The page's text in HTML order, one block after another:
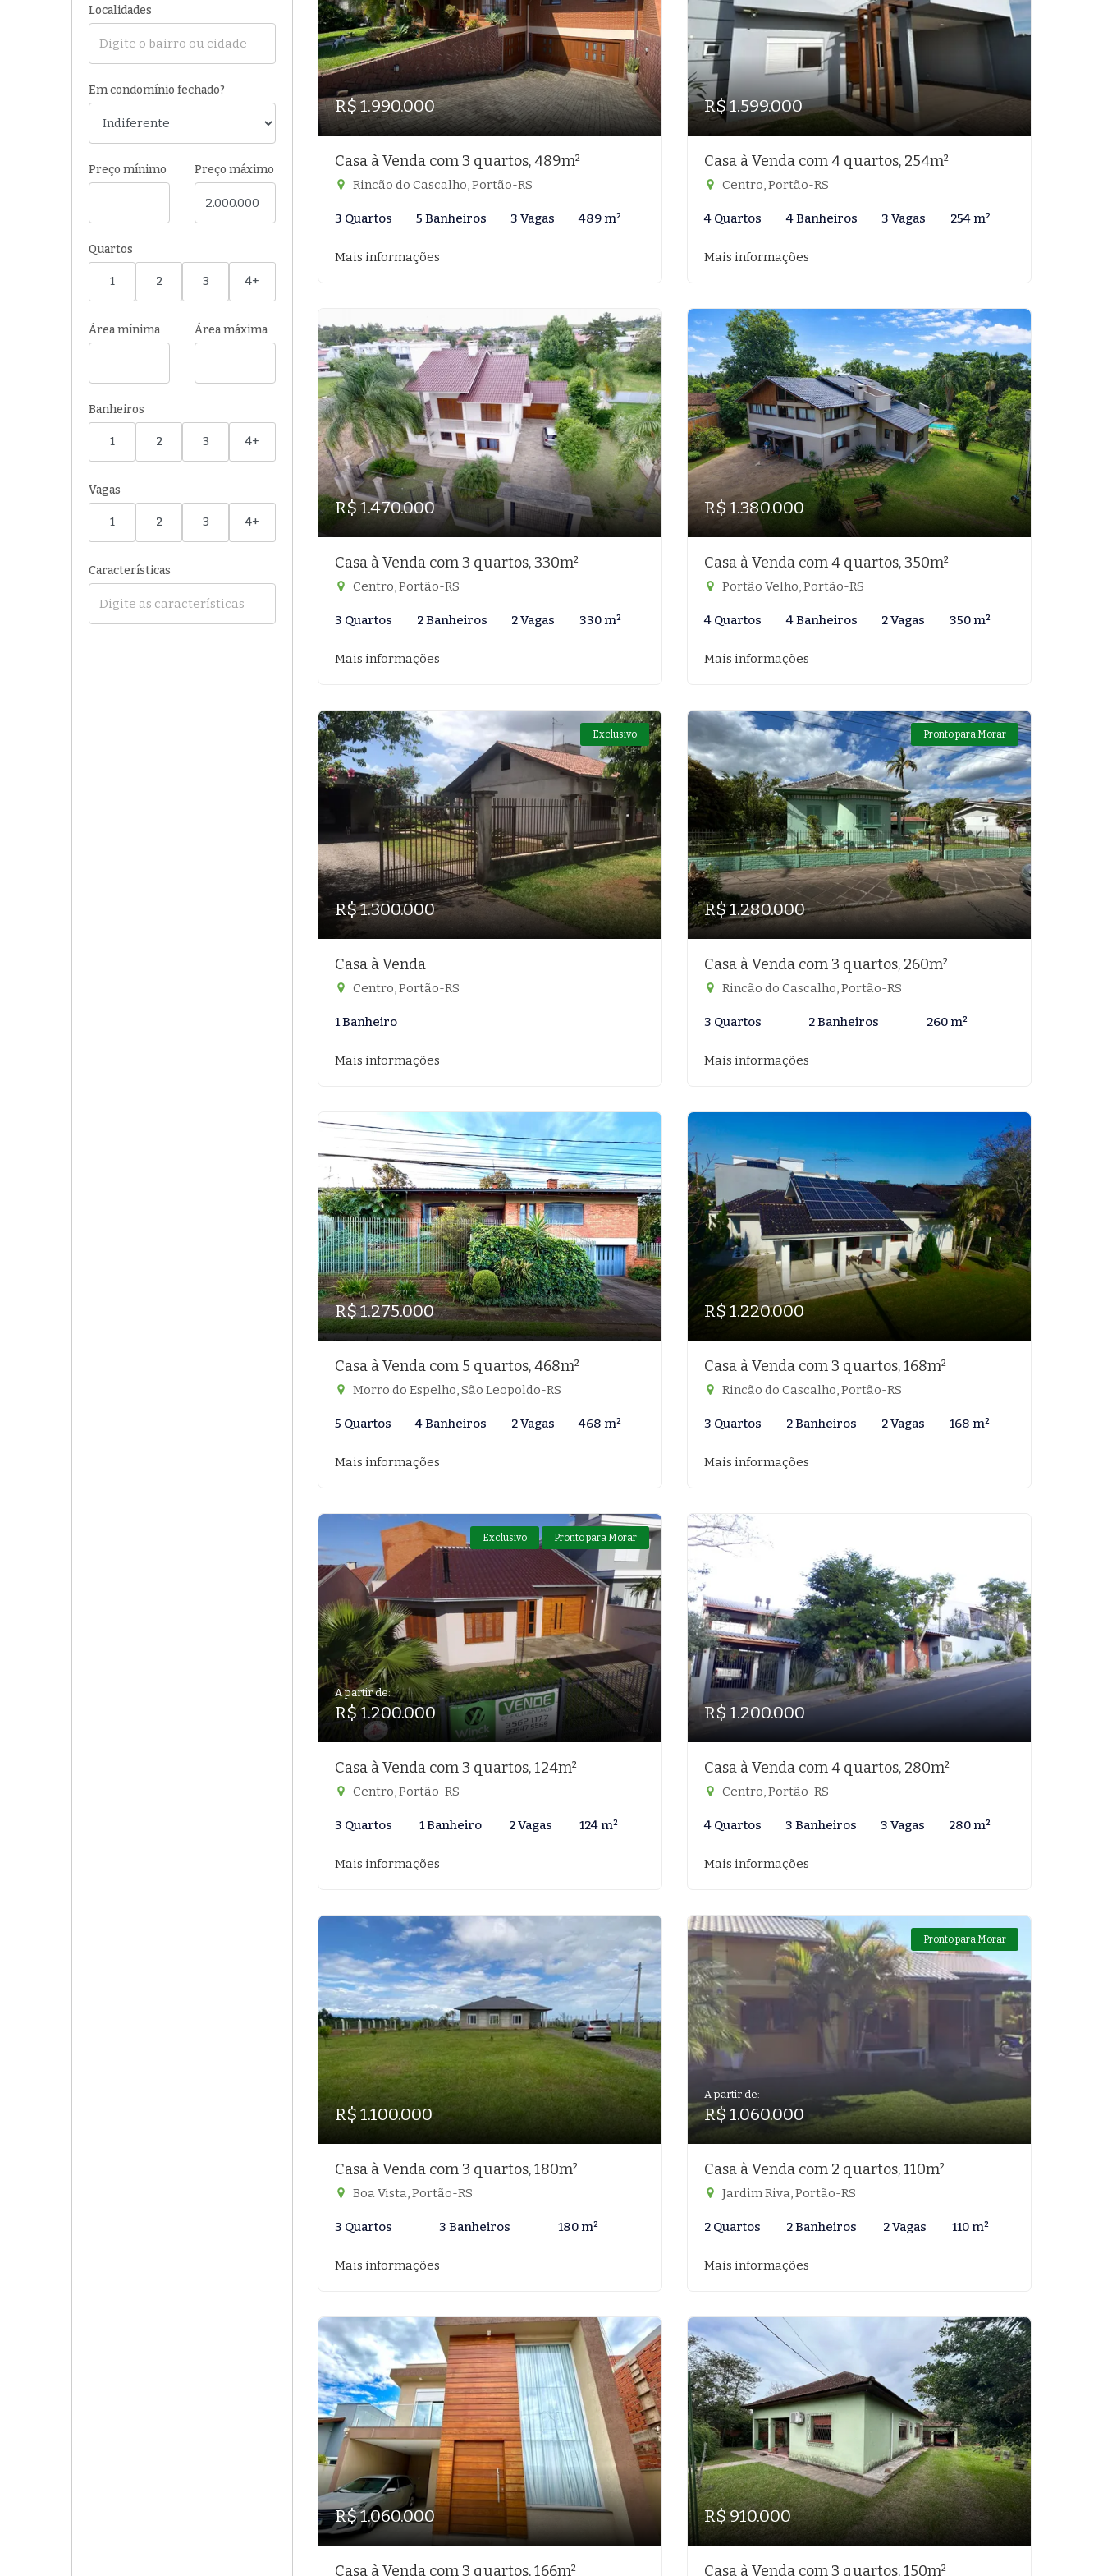
Localidades
Em condomínio fechado?
Preço mínimo Preço máximo
Quartos
1 2 3 4+
Área mínima Área máxima
Banheiros
1 2 3 4+
Vagas
1 2 3 4+
Características
R$ 1.990.000
Casa à Venda com 3 quartos, 489m²
Rincão do Cascalho, Portão-RS
3 Quartos 5 Banheiros 3 Vagas 489 m²
Mais informações
R$ 1.599.000
Casa à Venda com 4 quartos, 254m²
Centro, Portão-RS
4 Quartos 4 Banheiros 3 Vagas 254 m²
Mais informações
R$ 1.470.000
Casa à Venda com 3 quartos, 330m²
Centro, Portão-RS
3 Quartos 2 Banheiros 2 Vagas 330 m²
Mais informações
R$ 1.380.000
Casa à Venda com 4 quartos, 350m²
Portão Velho, Portão-RS
4 Quartos 4 Banheiros 2 Vagas 350 m²
Mais informações
Exclusivo
R$ 1.300.000
Casa à Venda
Centro, Portão-RS
1 Banheiro
Mais informações
Pronto para Morar
R$ 1.280.000
Casa à Venda com 3 quartos, 260m²
Rincão do Cascalho, Portão-RS
3 Quartos 2 Banheiros 260 m²
Mais informações
R$ 1.275.000
Casa à Venda com 5 quartos, 468m²
Morro do Espelho, São Leopoldo-RS
5 Quartos 4 Banheiros 2 Vagas 468 m²
Mais informações
R$ 1.220.000
Casa à Venda com 3 quartos, 168m²
Rincão do Cascalho, Portão-RS
3 Quartos 2 Banheiros 2 Vagas 168 m²
Mais informações
Exclusivo Pronto para Morar
A partir de:
R$ 1.200.000
Casa à Venda com 3 quartos, 124m²
Centro, Portão-RS
3 Quartos 1 Banheiro 2 Vagas 124 m²
Mais informações
R$ 1.200.000
Casa à Venda com 4 quartos, 280m²
Centro, Portão-RS
4 Quartos 3 Banheiros 3 Vagas 280 m²
Mais informações
R$ 1.100.000
Casa à Venda com 3 quartos, 180m²
Boa Vista, Portão-RS
3 Quartos 3 Banheiros 180 m²
Mais informações
Pronto para Morar
A partir de:
R$ 1.060.000
Casa à Venda com 2 quartos, 110m²
Jardim Riva, Portão-RS
2 Quartos 2 Banheiros 2 Vagas 110 m²
Mais informações
R$ 1.060.000
Casa à Venda com 3 quartos, 166m²
R$ 910.000
Casa à Venda com 3 quartos, 150m²